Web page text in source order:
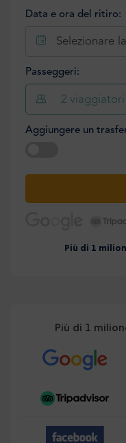
Data e ora del ritiro:
Selezionare
Passeggeri:
2 viaggiatori
Aggiungere un
Più di 1
Più di 1